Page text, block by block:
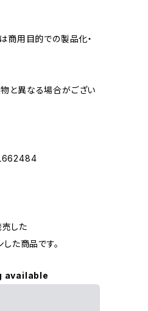
商用目的での製品化・
と異なる場合がござい
L662484
した
た商品です。
available